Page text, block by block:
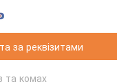
за реквізитами
та комах